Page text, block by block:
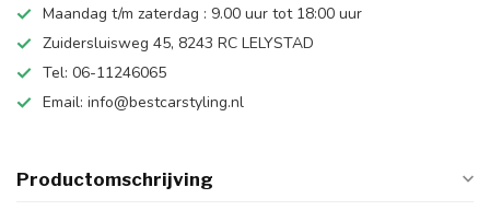
Maandag t/m zaterdag : 9.00 uur tot 18:00 uur
Zuidersluisweg 45, 8243 RC LELYSTAD
Tel: 06-11246065
Email: info@bestcarstyling.nl
Productomschrijving